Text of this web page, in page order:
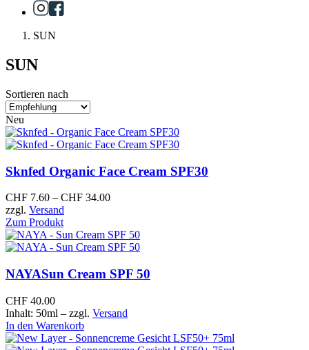
SUN
SUN
Sortieren nach
Neu
Sknfed Organic Face Cream SPF30
CHF 7.60 – CHF 34.00
zzgl. Versand
Zum Produkt
NAYASun Cream SPF 50
CHF 40.00
Inhalt: 50ml – zzgl. Versand
In den Warenkorb